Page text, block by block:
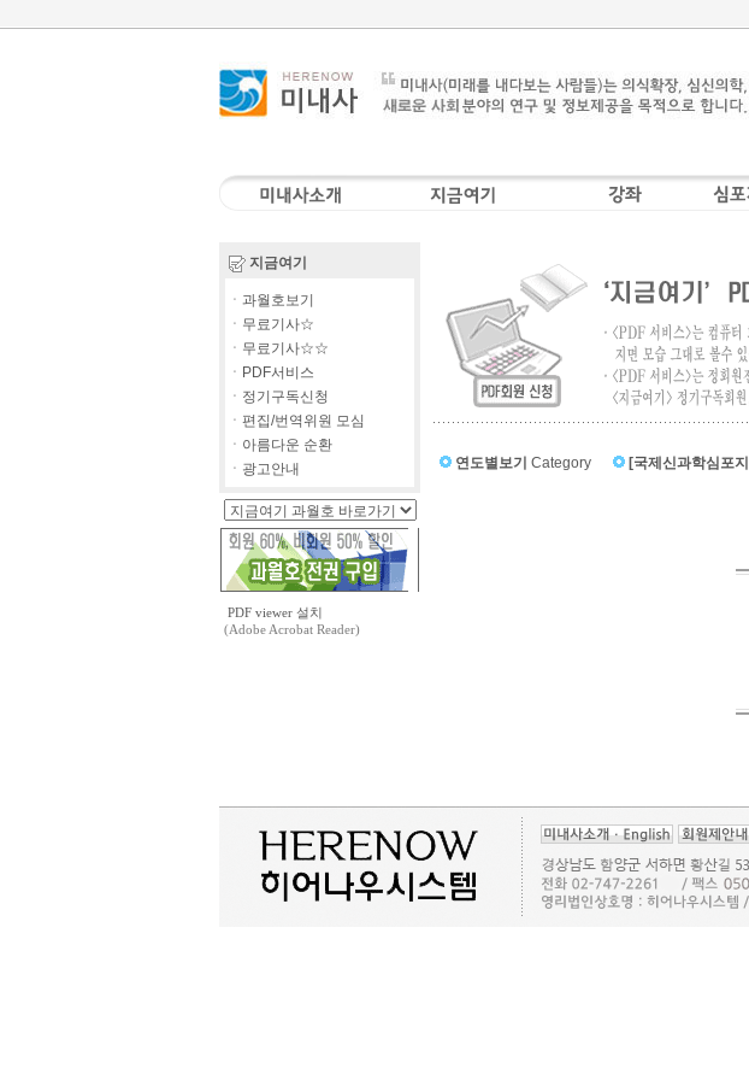
지금여기
ㆍ과월호보기
ㆍ무료기사☆
ㆍ무료기사☆☆
ㆍPDF서비스
ㆍ정기구독신청
ㆍ편집/번역위원 모심
ㆍ아름다운 순환
ㆍ광고안내
PDF viewer 설치
(Adobe Acrobat Reader)
연도별보기 Category [국제신과학심포